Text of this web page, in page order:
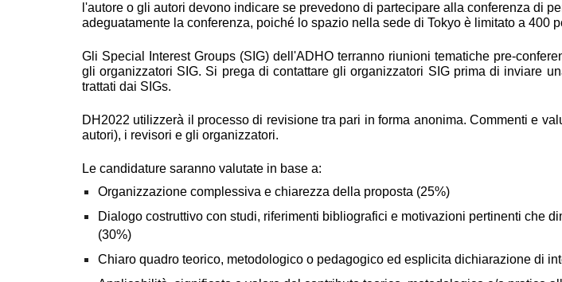
l'autore o gli autori devono indicare se prevedono di partecipare alla conferenza di
adeguatamente la conferenza, poiché lo spazio nella sede di Tokyo è limitato a 400
Gli Special Interest Groups (SIG) dell'ADHO terranno riunioni tematiche pre-
gli organizzatori SIG. Si prega di contattare gli organizzatori SIG prima di inviare
trattati dai SIGs.
DH2022 utilizzerà il processo di revisione tra pari in forma anonima. Commenti e
autori), i revisori e gli organizzatori.
Le candidature saranno valutate in base a:
Organizzazione complessiva e chiarezza della proposta (25%)
Dialogo costruttivo con studi, riferimenti bibliografici e motivazioni pertinenti che
(30%)
Chiaro quadro teorico, metodologico o pedagogico ed esplicita dichiarazione di